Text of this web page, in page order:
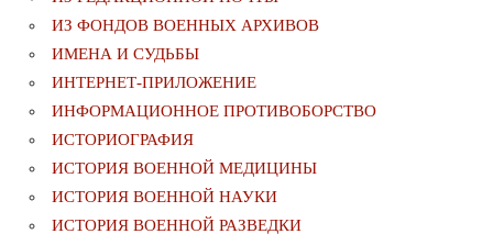
ИЗ ФОНДОВ ВОЕННЫХ АРХИВОВ
ИМЕНА И СУДЬБЫ
ИНТЕРНЕТ-ПРИЛОЖЕНИЕ
ИНФОРМАЦИОННОЕ ПРОТИВОБОРСТВО
ИСТОРИОГРАФИЯ
ИСТОРИЯ ВОЕННОЙ МЕДИЦИНЫ
ИСТОРИЯ ВОЕННОЙ НАУКИ
ИСТОРИЯ ВОЕННОЙ РАЗВЕДКИ